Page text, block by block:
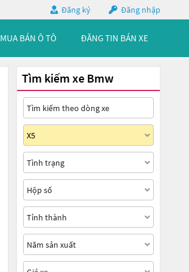
Đăng ký Đăng nhập
MUA BÁN Ô TÔ ĐĂNG TIN BÁN XE
Tìm kiếm xe Bmw